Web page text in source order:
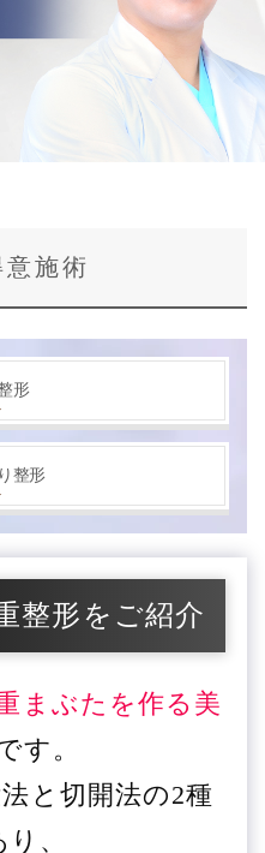
施術
形
整形
整形をご紹介
まぶたを作る美
す。
と切開法の2種
、